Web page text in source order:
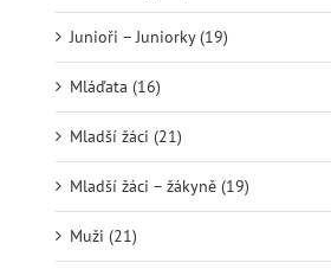
Junioři – Juniorky (19)
Mláďata (16)
Mladší žáci (21)
Mladší žáci – žákyně (19)
Muži (21)